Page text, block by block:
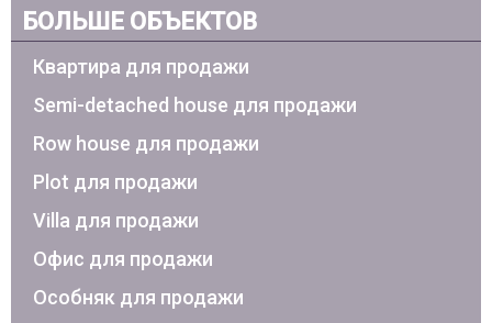
БОЛЬШЕ ОБЪЕКТОВ
Квартира для продажи
Semi-detached house для продажи
Row house для продажи
Plot для продажи
Villa для продажи
Офис для продажи
Особняк для продажи